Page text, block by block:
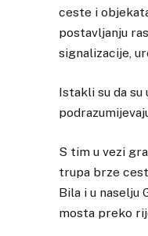
ceste i
postavljanju
signalizacije,
Istakli su da
S tim u vezi
trupa brze
Bila i u naselju
mosta preko